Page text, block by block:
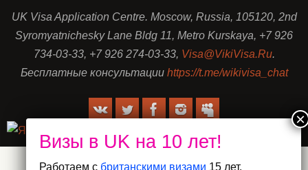
UK Visa Application Centre. Moscow, Russia, 105120, 2nd
Syromyatnichesky Lane Bldg 11, Metro Kurskaya, +7 926
734-03-33, +7 926 274-03-33, Visa@VikiVisa.Ru.
Бесплатные консультации https://t.me/wikivisa_chat
Работаем с британскими визами 15 лет.